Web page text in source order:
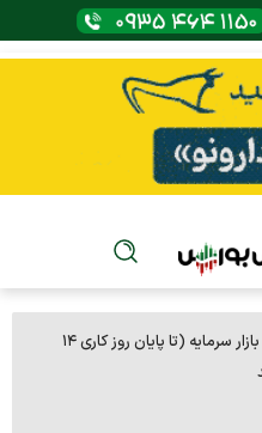
🔴 اکسل جامع داده‌های بازار سرمایه (تا پایان روز کاری ۱۴